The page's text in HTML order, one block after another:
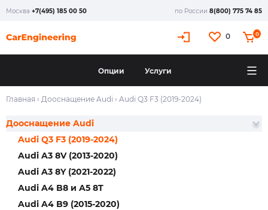
Москва +7(495) 185 00 50 по России 8(800) 775 74 85
0 0
Опции Услуги
Главная › Дооснащение Audi › Audi Q3 F3 (2019-2024)
Дооснащение Audi
Audi A3 8V (2013-2020)
Audi A3 8Y (2021-2022)
Audi A4 B8 и A5 8T
Audi A4 B9 (2015-2020)
Audi Q3 F3 (2019-2024)